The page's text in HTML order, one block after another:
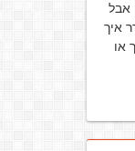
אבל
איך
או